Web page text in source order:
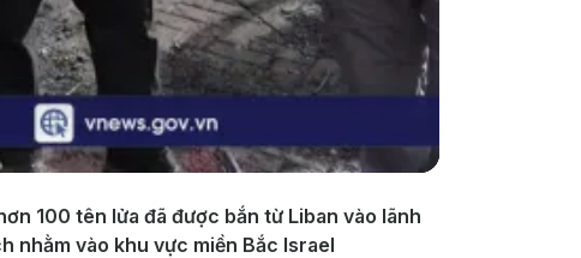
100 tên lửa đã được bắn từ Liban vào lãnh
nhằm vào khu vực miền Bắc Israel